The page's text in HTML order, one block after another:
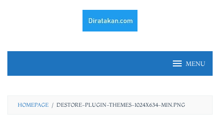
MENU
HOMEPAGE / DESTORE-PLUGIN-THEMES-1024X634-MIN.PNG